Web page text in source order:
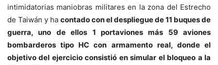
intimidatorias maniobras militares en la zona del Estrecho
de Taiwán y ha contado con el despliegue de 11 buques de
guerra, uno de ellos 1 portaviones más 59 aviones
bombarderos tipo HC con armamento real, donde el
objetivo del ejercicio consistió en simular el bloqueo a la